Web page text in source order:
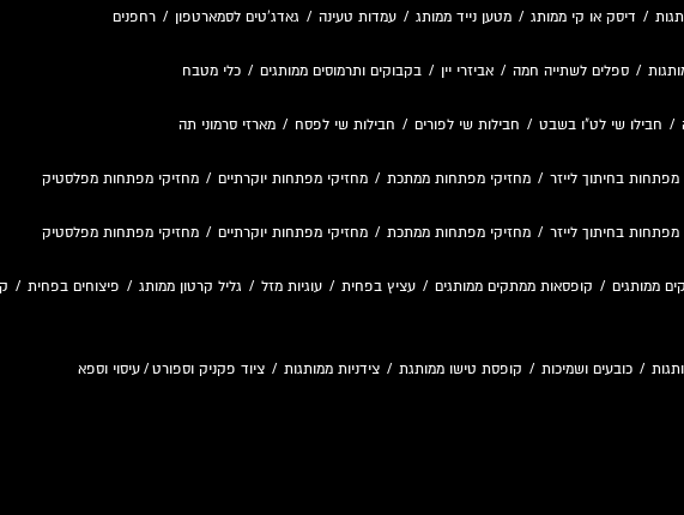
/ דיסק או קי ממותג / מטען נייד ממותג / עמדות טעינה / גאדג'טים לסמארטפון / רחפנים
/ ספלים לשתייה חמה / אביזרי יין / בקבוקים ותרמוסים ממותגים / כלי מטבח
/ חבילו שי לט"ו בשבט / חבילות שי לפורים / חבילות שי לפסח / מארזי סרמוני תה
מפתחות בחיתוך לייזר / מחזיקי מפתחות ממתכת / מחזיקי מפתחות יוקרתיים / מחזיקי מפתחות מפלסטיק
מפתחות בחיתוך לייזר / מחזיקי מפתחות ממתכת / מחזיקי מפתחות יוקרתיים / מחזיקי מפתחות מפלסטיק
ממותגים / קופסאות ממתקים ממותגים / עציץ בפחית / עוגיות מזל / גליל קרטון ממותג / פיצוחים בפחית /
/ כובעים ושמיכות / קופסת טישו ממותגת / צידניות ממותגות / ציוד פקניק וספורט / עיסוי וספא